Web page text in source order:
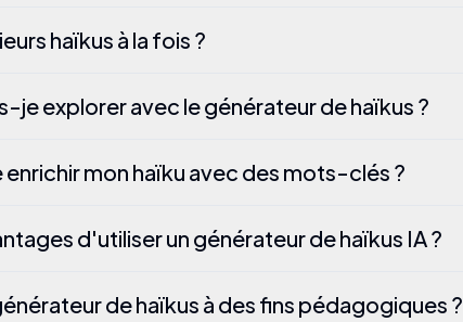
haïkus à la fois ?
je explorer avec le générateur de haïkus ?
mon haïku avec des mots-clés ?
d'utiliser un générateur de haïkus IA ?
de haïkus à des fins pédagogiques ?